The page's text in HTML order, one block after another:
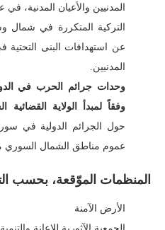
المدنيين والأعيان المدنية،
التركية المتكررة في
المدنيين.
وحدات جرائم الحرب في
وفقاً لمبدأ الولاية القضائية
حول الجرائم الدولية في
عموم مناطق الشمال السوري
المنظمات الموّقعة، بحسب
الأرض الآمنة